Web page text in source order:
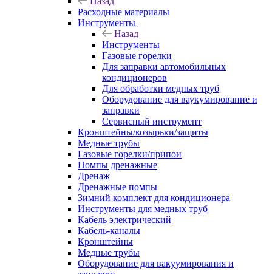
Расходные материалы
Инструменты
Назад
Инструменты
Газовые горелки
Для заправки автомобильных
кондиционеров
Для обработки медных труб
Оборудование для ваукумирование и
заправки
Сервисный инструмент
Кронштейны/козырьки/защиты
Медные трубы
Газовые горелки/припои
Помпы дренажные
Дренаж
Дренажные помпы
Зимний комплект для кондиционера
Инструменты для медных труб
Кабель электрический
Кабель-каналы
Кронштейны
Медные трубы
Оборудование для вакуумирования и